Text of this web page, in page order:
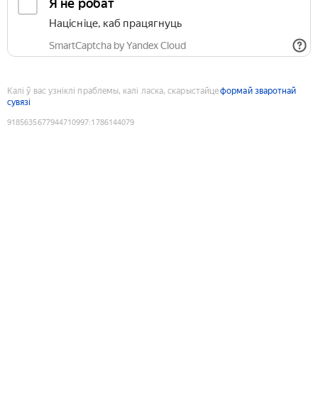
Я не робат
Націсніце, каб працягнуць
SmartCaptcha by Yandex Cloud
Калі ў вас узніклі праблемы, калі ласка, скарыстайцеформай зваротнай
сувязі
9185635677944710997:1786144079